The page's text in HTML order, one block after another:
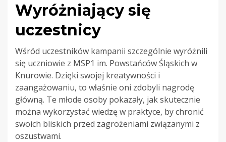
Wyróżniający się
uczestnicy
Wśród uczestników kampanii szczególnie wyróżnili
się uczniowie z MSP1 im. Powstańców Śląskich w
Knurowie. Dzięki swojej kreatywności i
zaangażowaniu, to właśnie oni zdobyli nagrodę
główną. Te młode osoby pokazały, jak skutecznie
można wykorzystać wiedzę w praktyce, by chronić
swoich bliskich przed zagrożeniami związanymi z
oszustwami.